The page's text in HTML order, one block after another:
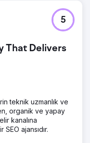
That Delivers
5
teknik uzmanlık ve
organik ve yapay
kanalına
ajansıdır.